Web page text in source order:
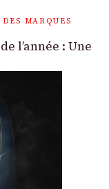
MARQUES
l’année : Une